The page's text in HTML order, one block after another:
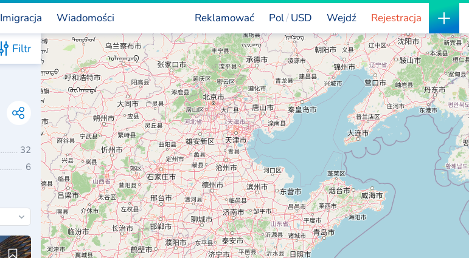
Reklamować
Imigracja Wiadomości Pol USD Wejdź Rejestracja
Filtr
32
6